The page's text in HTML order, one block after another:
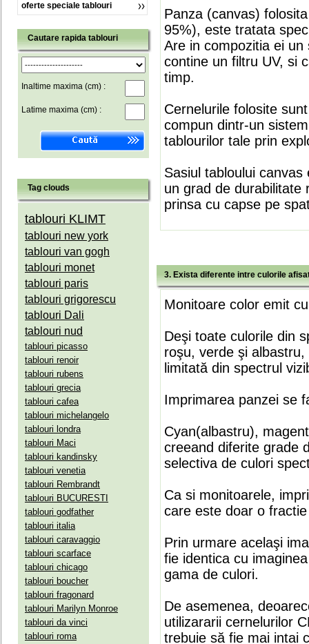
oferte speciale tablouri
Cautare rapida tablouri
Inaltime maxima (cm) :
Latime maxima (cm) :
Tag clouds
tablouri KLIMT
tablouri new york
tablouri van gogh
tablouri monet
tablouri paris
tablouri grigorescu
tablouri Dali
tablouri nud
tablouri picasso
tablouri renoir
tablouri rubens
tablouri grecia
tablouri cafea
tablouri michelangelo
tablouri londra
tablouri Maci
tablouri kandinsky
tablouri venetia
tablouri Rembrandt
tablouri BUCURESTI
tablouri godfather
tablouri italia
tablouri caravaggio
tablouri scarface
tablouri chicago
tablouri boucher
tablouri fragonard
tablouri Marilyn Monroe
tablouri da vinci
tablouri roma
Panza (canvas)
95%), este tratata
Are in compozitia ei
contine un filtru UV, si
timp.
Cernelurile folosite
compun dintr-un
tablourilor tale prin
Sasiul tabloului
un grad de durabilitate
prinsa cu capse pe
3. Exista diferente intre culorile
Monitoare color emit
Deşi toate culorile din
roşu, verde şi
limitată din spectrul
Imprimarea panzei se
Cyan(albastru),
creeand diferite grade
selectiva de culori
Ca si monitoarele,
care este doar o
Prin urmare acelaşi
fie identica cu
gama de culori.
De asemenea,
utilizararii cernelurilor
trebuie să fie mai intai